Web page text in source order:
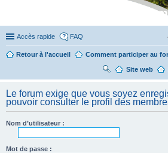
Stylevan - Vans
Accès rapide FAQ
Retour à l'accueil Comment participer au
Site web
R
her
ch
er
Le forum exige que vous soyez
pouvoir consulter le profil des
Nom d’utilisateur :
Mot de passe :